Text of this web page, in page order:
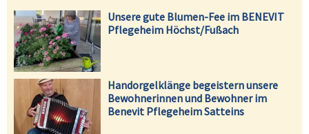
Unsere gute Blumen-Fee im BENEVIT
Pflegeheim Höchst/Fußach
Handorgelklänge begeistern unsere
Bewohnerinnen und Bewohner im
Benevit Pflegeheim Satteins